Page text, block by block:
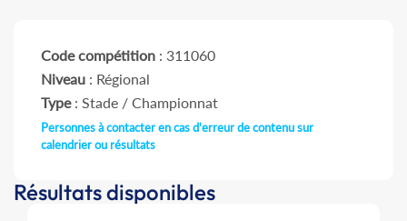
Code compétition : 311060
Niveau : Régional
Type: Stade / Championnat
Personnes à contacter en cas d'erreur de contenu sur
calendrier ou résultats
Résultats disponibles